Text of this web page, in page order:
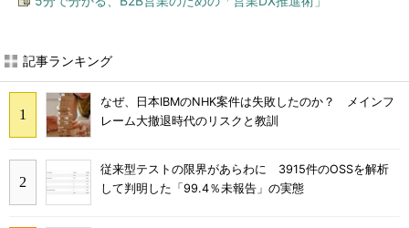
記事ランキング
なぜ、日本IBMのNHK案件は失敗したのか？ メインフ
レーム大撤退時代のリスクと教訓
従来型テストの限界があらわに 3915件のOSSを解析
して判明した「99.4％未報告」の実態